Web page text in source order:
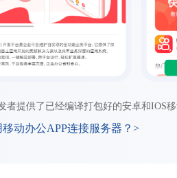
者提供了已经编译打包好的安卓和IOS
动办公APP连接服务器？>